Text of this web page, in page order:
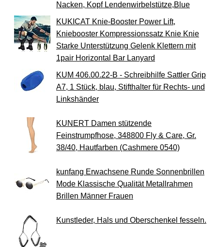
Nacken, Kopf Lendenwirbelstütze,Blue
KUKICAT Knie-Booster Power Lift,
Kniebooster Kompressionssatz Knie Knie
Starke Unterstützung Gelenk Klettern mit
1pair Horizontal Bar Lanyard
KUM 406.00.22-B - Schreibhilfe Sattler Grip
A7, 1 Stück, blau, Stifthalter für Rechts- und
Linkshänder
KUNERT Damen stützende
Feinstrumpfhose, 348800 Fly & Care, Gr.
38/40, Hautfarben (Cashmere 0540)
kunfang Erwachsene Runde Sonnenbrillen
Mode Klassische Qualität Metallrahmen
Brillen Männer Frauen
Kunstleder, Hals und Oberschenkel fesseln.